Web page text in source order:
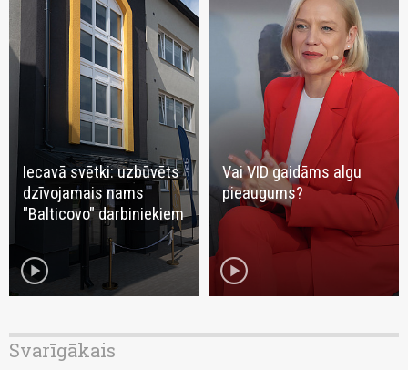
Iecavā svētki: uzbūvēts
dzīvojamais nams
"Balticovo" darbiniekiem
play_circle
Vai VID gaidāms algu
pieaugums?
play_circle
Svarīgākais